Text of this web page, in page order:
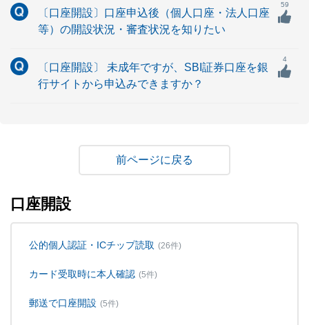
〔口座開設〕口座申込後（個人口座・法人口座
等）の開設状況・審査状況を知りたい
59
〔口座開設〕 未成年ですが、SBI証券口座を銀
行サイトから申込みできますか？
4
戻る
口座開設
公的個人認証・ICチップ読取 (26件)
カード受取時に本人確認 (5件)
郵送で口座開設 (5件)